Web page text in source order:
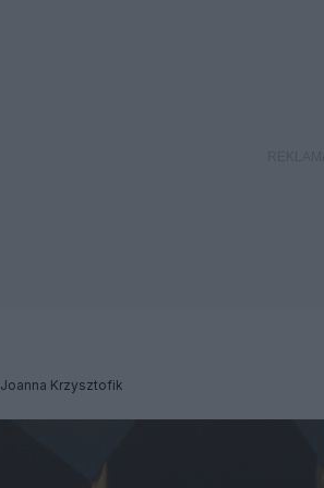
Joanna Krzysztofik